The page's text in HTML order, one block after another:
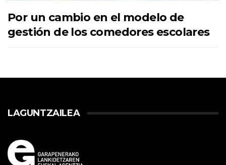
Por un cambio en el modelo de
gestión de los comedores escolares
LAGUNTZAILEA